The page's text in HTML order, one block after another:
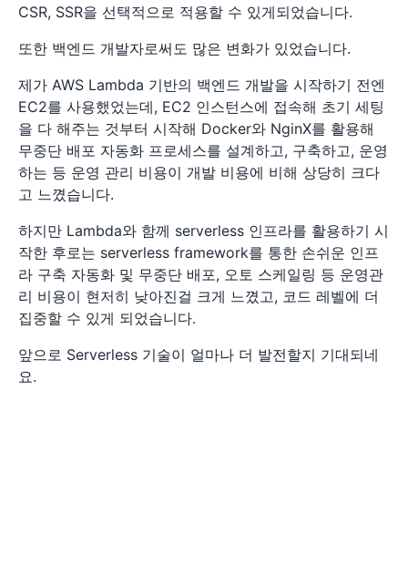
CSR, SSR을 선택적으로 적용할 수 있게되었습니다.
또한 백엔드 개발자로써도 많은 변화가 있었습니다.
제가 AWS Lambda 기반의 백엔드 개발을 시작하기 전엔
EC2를 사용했었는데, EC2 인스턴스에 접속해 초기 세팅
을 다 해주는 것부터 시작해 Docker와 NginX를 활용해
무중단 배포 자동화 프로세스를 설계하고, 구축하고, 운영
하는 등 운영 관리 비용이 개발 비용에 비해 상당히 크다
고 느꼈습니다.
하지만 Lambda와 함께 serverless 인프라를 활용하기 시
작한 후로는 serverless framework를 통한 손쉬운 인프
라 구축 자동화 및 무중단 배포, 오토 스케일링 등 운영관
리 비용이 현저히 낮아진걸 크게 느꼈고, 코드 레벨에 더
집중할 수 있게 되었습니다.
앞으로 Serverless 기술이 얼마나 더 발전할지 기대되네
요.